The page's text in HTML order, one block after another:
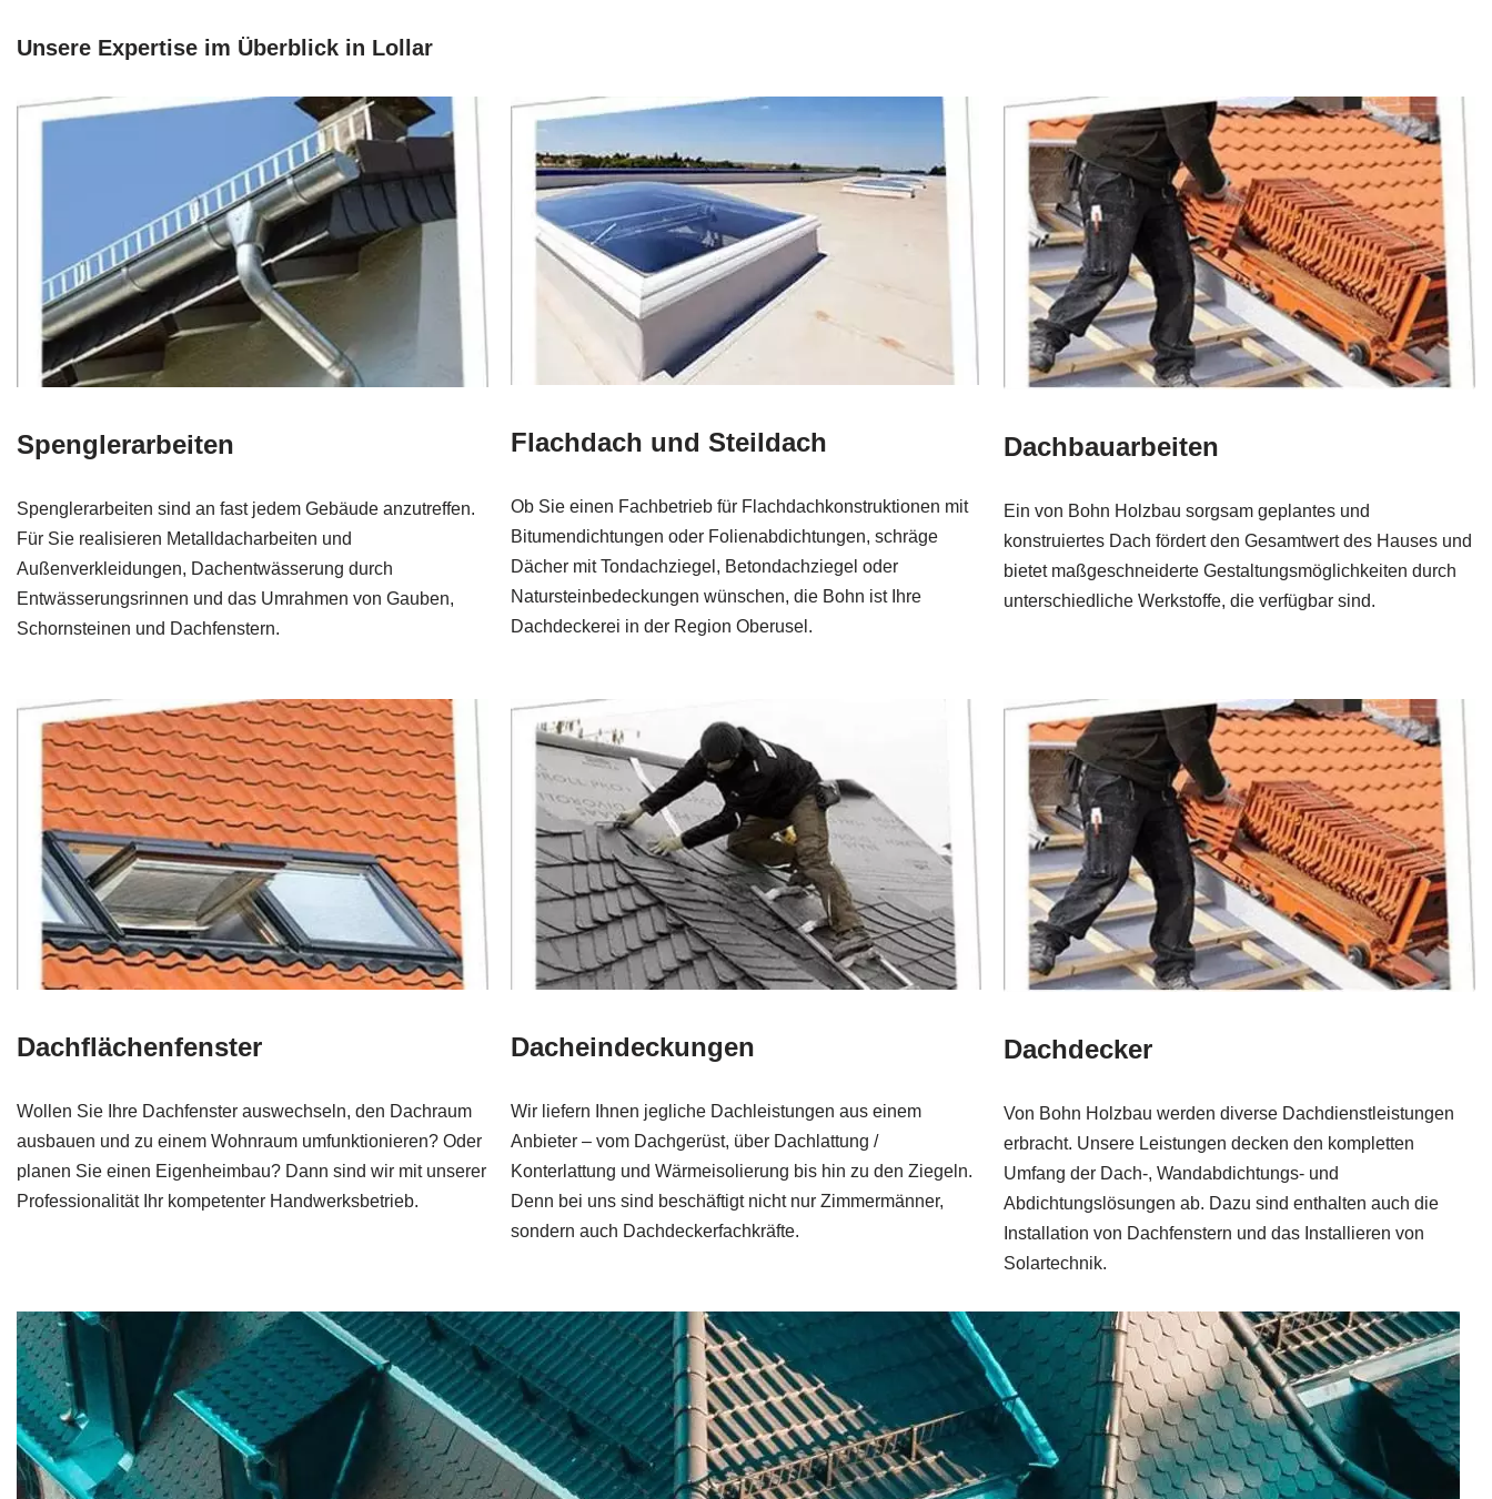
Unsere Expertise im Überblick in Lollar
Spenglerarbeiten
Spenglerarbeiten sind an fast jedem Gebäude anzutreffen.
Für Sie realisieren Metalldacharbeiten und
Außenverkleidungen, Dachentwässerung durch
Entwässerungsrinnen und das Umrahmen von Gauben,
Schornsteinen und Dachfenstern.
Flachdach und Steildach
Ob Sie einen Fachbetrieb für Flachdachkonstruktionen mit
Bitumendichtungen oder Folienabdichtungen, schräge
Dächer mit Tondachziegel, Betondachziegel oder
Natursteinbedeckungen wünschen, die Bohn ist Ihre
Dachdeckerei in der Region Oberusel.
Dachbauarbeiten
Ein von Bohn Holzbau sorgsam geplantes und
konstruiertes Dach fördert den Gesamtwert des Hauses und
bietet maßgeschneiderte Gestaltungsmöglichkeiten durch
unterschiedliche Werkstoffe, die verfügbar sind.
Dachflächenfenster
Wollen Sie Ihre Dachfenster auswechseln, den Dachraum
ausbauen und zu einem Wohnraum umfunktionieren? Oder
planen Sie einen Eigenheimbau? Dann sind wir mit unserer
Professionalität Ihr kompetenter Handwerksbetrieb.
Dacheindeckungen
Wir liefern Ihnen jegliche Dachleistungen aus einem
Anbieter – vom Dachgerüst, über Dachlattung /
Konterlattung und Wärmeisolierung bis hin zu den Ziegeln.
Denn bei uns sind beschäftigt nicht nur Zimmermänner,
sondern auch Dachdeckerfachkräfte.
Dachdecker
Von Bohn Holzbau werden diverse Dachdienstleistungen
erbracht. Unsere Leistungen decken den kompletten
Umfang der Dach-, Wandabdichtungs- und
Abdichtungslösungen ab. Dazu sind enthalten auch die
Installation von Dachfenstern und das Installieren von
Solartechnik.